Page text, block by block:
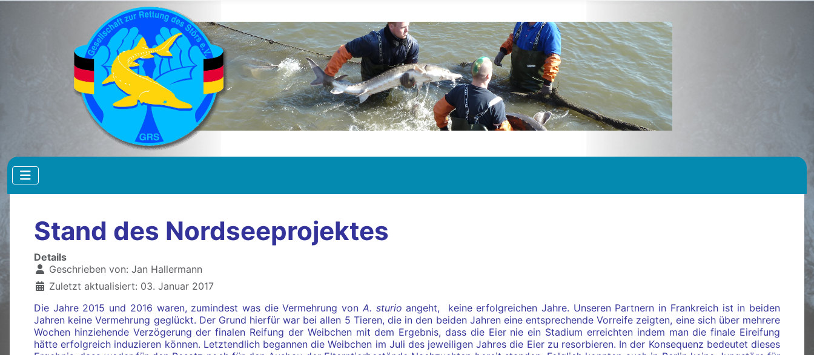
Stand des Nordseeprojektes
Details
Geschrieben von: Jan Hallermann
Zuletzt aktualisiert: 03. Januar 2017
Die Jahre 2015 und 2016 waren, zumindest was die Vermehrung von A. sturio angeht,
keine erfolgreichen Jahre. Unseren Partnern in Frankreich ist in beiden
Jahren keine Vermehrung geglückt. Der Grund hierfür war bei allen 5 Tieren, die in den beiden Jahren eine entsprechende Vorreife zeigten, eine sich über mehrere
Wochen hinziehende Verzögerung der finalen Reifung der Weibchen mit dem Ergebnis, dass die Eier nie ein Stadium erreichten indem man die finale Eireifung
hätte erfolgreich induzieren können. Letztendlich begannen die Weibchen im Juli des jeweiligen Jahres die Eier zu resorbieren. In der Konsequenz bedeutet dieses